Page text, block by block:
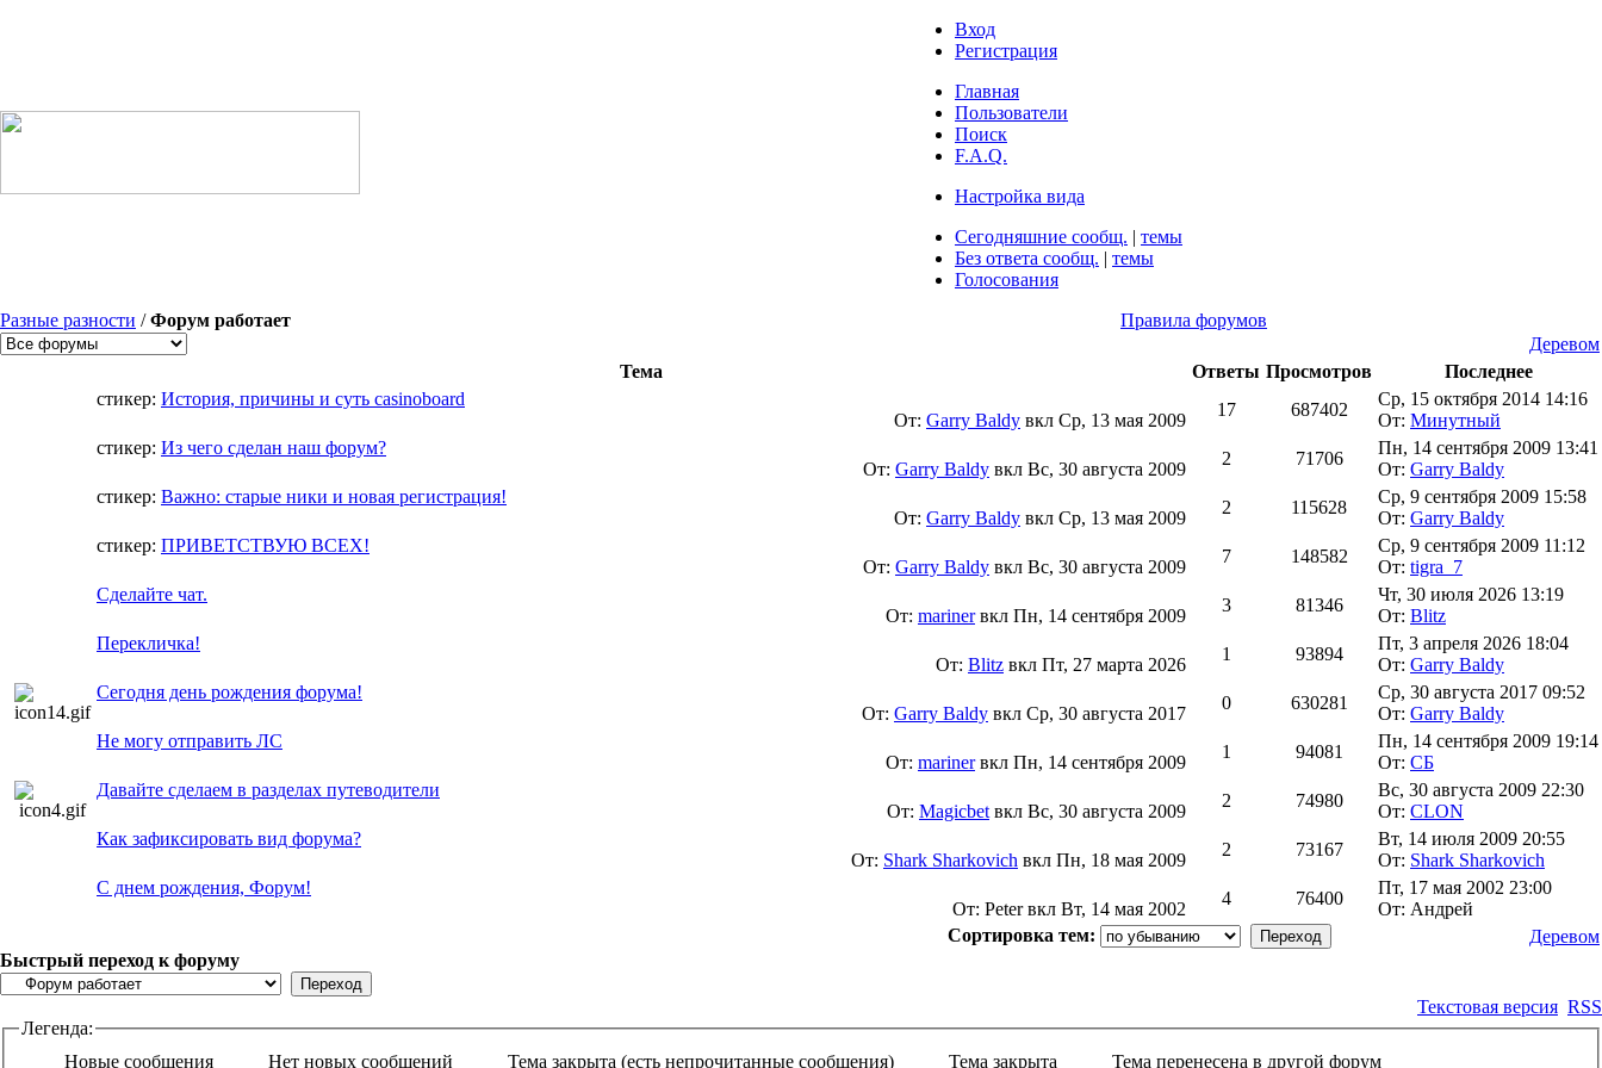
Вход
Регистрация
Главная
Пользователи
Поиск
F.A.Q.
Настройка вида
Сегодняшние сообщ. | темы
Без ответа сообщ. | темы
Голосования
Разные разности /Форум работает
Правила форумов
Деревом
Тема
Ответы Просмотров
Последнее
стикер: История, причины и суть casinoboard
От: Garry Baldy вкл Ср, 13 мая 2009
17 687402
Ср, 15 октября 2014 14:16
От: Минутный
стикер: Из чего сделан наш форум?
От: Garry Baldy вкл Вс, 30 августа 2009
2 71706
Пн, 14 сентября 2009 13:41
От: Garry Baldy
стикер: Важно: старые ники и новая регистрация!
От: Garry Baldy вкл Ср, 13 мая 2009
2 115628
Ср, 9 сентября 2009 15:58
От: Garry Baldy
стикер: ПРИВЕТСТВУЮ ВСЕХ!
От: Garry Baldy вкл Вс, 30 августа 2009
7 148582
Ср, 9 сентября 2009 11:12
От: tigra_7
Сделайте чат.
От: marinerвкл Пн, 14 сентября 2009
3 81346
Чт, 30 июля 2026 13:19
От: Blitz
Перекличка!
От: Blitz вкл Пт, 27 марта 2026
1 93894
Пт, 3 апреля 2026 18:04
От: Garry Baldy
Сегодня день рождения форума!
От: Garry Baldy вкл Ср, 30 августа 2017
0 630281
Ср, 30 августа 2017 09:52
От: Garry Baldy
Не могу отправить ЛС
От: marinerвкл Пн, 14 сентября 2009
1 94081
Пн, 14 сентября 2009 19:14
От: СБ
Давайте сделаем в разделах путеводители
От: Magicbet вкл Вс, 30 августа 2009
2 74980
Вс, 30 августа 2009 22:30
От: CLON
Как зафиксировать вид форума?
От: Shark Sharkovich вкл Пн, 18 мая 2009
2 73167
Вт, 14 июля 2009 20:55
От: Shark Sharkovich
С днем рождения, Форум!
От: Peter вкл Вт, 14 мая 2002
4 76400
Пт, 17 мая 2002 23:00
От: Андрей
Сортировка тем:
Деревом
Быстрый переход к форуму
Текстовая версия RSS
Легенда:
Новые сообщения
Нет новых сообщений Тема закрыта (есть непрочитанные сообщения) Тема закрыта Тема перенесена в другой форум